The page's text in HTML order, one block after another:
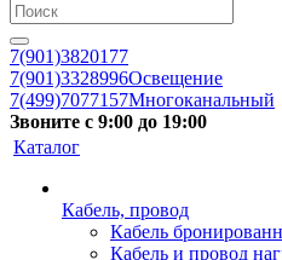
7(901)3820177
7(901)3328996Освещение
7(499)7077157Многоканальный
Звоните с 9:00 до 19:00
Каталог
Кабель, провод
Кабель
Кабель и провод